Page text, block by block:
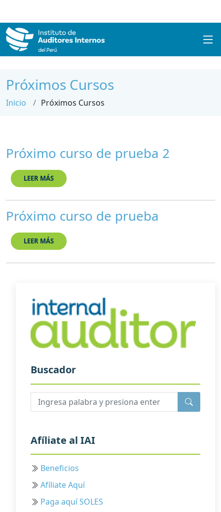
Próximos Cursos
Inicio Próximos Cursos
Próximo curso de prueba 2
LEER MÁS
Próximo curso de prueba
LEER MÁS
Buscador
Afíliate al IAI
Beneficios
Afíliate Aquí
Paga aquí SOLES